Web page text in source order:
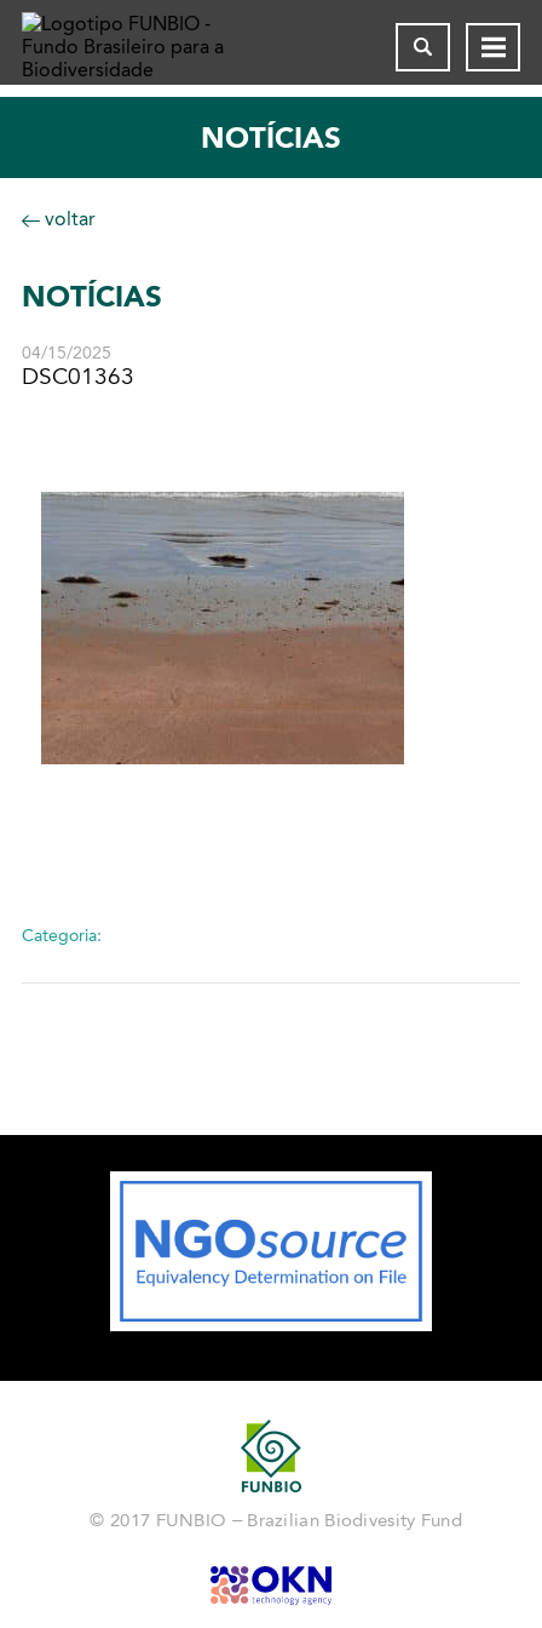
NOTÍCIAS
voltar
NOTÍCIAS
04/15/2025
DSC01363
Categoria:
© 2017 FUNBIO – Brazilian Biodivesity Fund